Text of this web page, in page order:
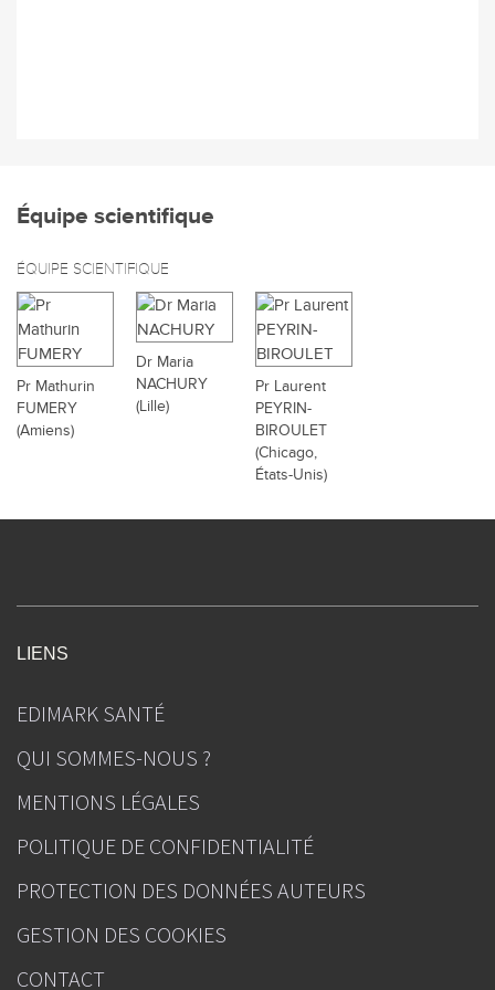
Équipe scientifique
ÉQUIPE SCIENTIFIQUE
Pr Mathurin
FUMERY
(Amiens)
Dr Maria
NACHURY
(Lille)
Pr Laurent
PEYRIN-
BIROULET
(Chicago,
États-Unis)
LIENS
EDIMARK SANTÉ
QUI SOMMES-NOUS ?
MENTIONS LÉGALES
POLITIQUE DE CONFIDENTIALITÉ
PROTECTION DES DONNÉES AUTEURS
GESTION DES COOKIES
CONTACT